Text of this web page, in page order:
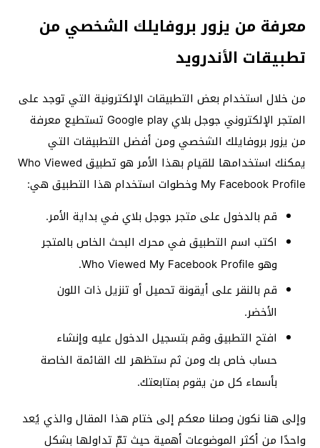
معرفة من يزور بروفايلك الشخصي من
تطبيقات الأندرويد
من خلال استخدام بعض التطبيقات الإلكترونية التي توجد على
المتجر الإلكتروني جوجل بلاي Google play تستطيع معرفة
من يزور بروفايلك الشخصي ومن أفضل التطبيقات التي
يمكنك استخدامها للقيام بهذا الأمر هو تطبيق Who Viewed
My Facebook Profile وخطوات استخدام هذا التطبيق هي:
قم بالدخول على متجر جوجل بلاي في بداية الأمر.
اكتب اسم التطبيق في محرك البحث الخاص بالمتجر
وهو Who Viewed My Facebook Profile.
قم بالنقر على أيقونة تحميل أو تنزيل ذات اللون
الأخضر.
افتح التطبيق وقم بتسجيل الدخول عليه وإنشاء
حساب خاص بك ومن ثم ستظهر لك القائمة الخاصة
بأسماء كل من يقوم بمتابعتك.
وإلى هنا نكون وصلنا معكم إلى ختام هذا المقال والذي يُعد
واحدًا من أكثر الموضوعات أهمية حيث تمّ تداولها بشكل